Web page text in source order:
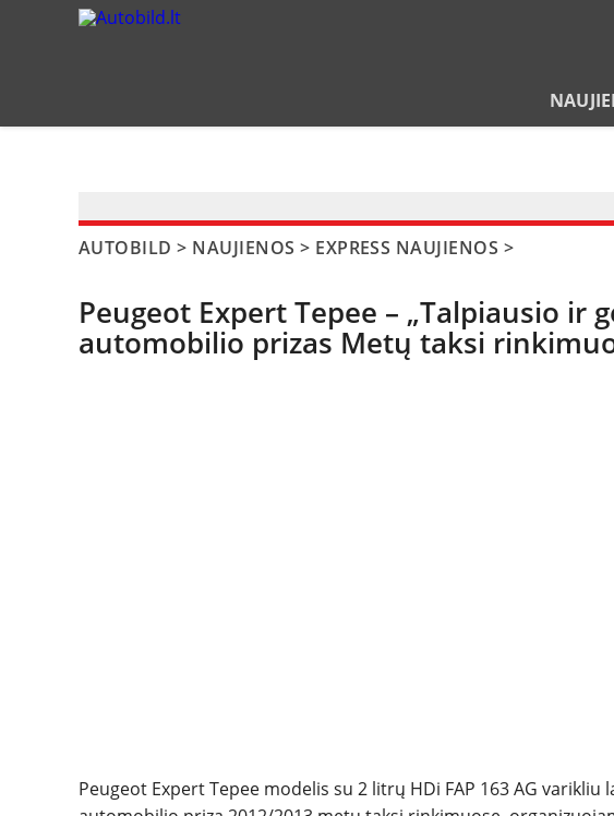
AUTOBILD > NAUJIENOS > EXPRESS NAUJIENOS >
Peugeot Expert Tepee – „Talpiausio ir
automobilio prizas Metų taksi
Peugeot Expert Tepee modelis su 2 litrų HDi FAP 163 AG